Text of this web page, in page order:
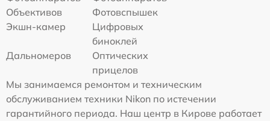
Объективов
Фотовспышек
Экшн-камер
Цифровых
биноклей
Дальномеров
Оптических
прицелов
Мы занимаемся ремонтом и техническим
обслуживанием техники Nikon по истечении
гарантийного периода. Наш центр в Кирове работает